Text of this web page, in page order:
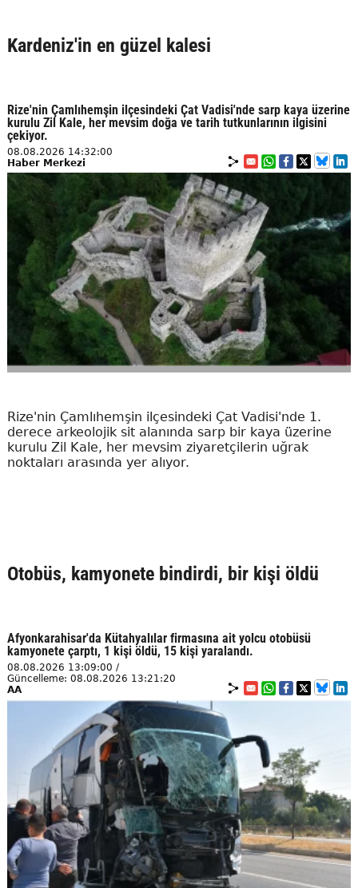
Kardeniz'in en güzel kalesi
Rize'nin Çamlıhemşin ilçesindeki Çat Vadisi'nde sarp kaya üzerine
kurulu Zil Kale, her mevsim doğa ve tarih tutkunlarının ilgisini
çekiyor.
08.08.2026 14:32:00
Haber Merkezi
Rize'nin Çamlıhemşin ilçesindeki Çat Vadisi'nde 1.
derece arkeolojik sit alanında sarp bir kaya üzerine
kurulu Zil Kale, her mevsim ziyaretçilerin uğrak
noktaları arasında yer alıyor.
Otobüs, kamyonete bindirdi, bir kişi öldü
Afyonkarahisar'da Kütahyalılar firmasına ait yolcu otobüsü
kamyonete çarptı, 1 kişi öldü, 15 kişi yaralandı.
08.08.2026 13:09:00 /
Güncelleme: 08.08.2026 13:21:20
AA